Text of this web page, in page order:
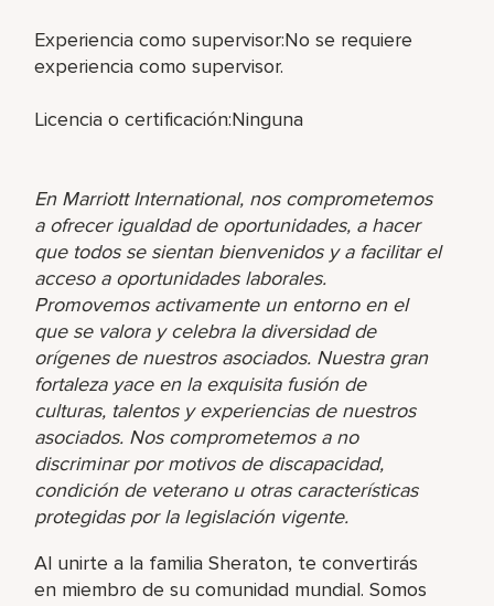
Experiencia como supervisor:No se requiere
experiencia como supervisor.
Licencia o certificación:Ninguna
En Marriott International, nos comprometemos
a ofrecer igualdad de oportunidades, a hacer
que todos se sientan bienvenidos y a facilitar el
acceso a oportunidades laborales.
Promovemos activamente un entorno en el
que se valora y celebra la diversidad de
orígenes de nuestros asociados. Nuestra gran
fortaleza yace en la exquisita fusión de
culturas, talentos y experiencias de nuestros
asociados. Nos comprometemos a no
discriminar por motivos de discapacidad,
condición de veterano u otras características
protegidas por la legislación vigente.
Al unirte a la familia Sheraton, te convertirás
en miembro de su comunidad mundial. Somos